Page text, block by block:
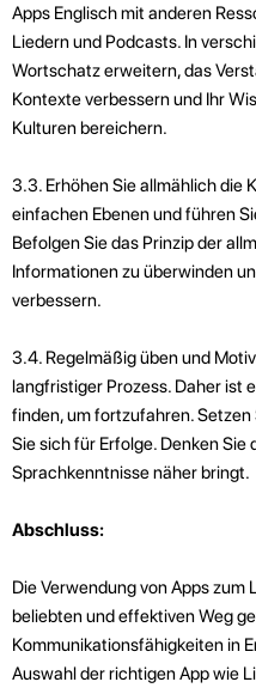
Apps Englisch mit anderen
Liedern und Podcasts. In
Wortschatz erweitern, das
Kontexte verbessern und Ihr
Kulturen bereichern.
3.3. Erhöhen Sie allmählich die
einfachen Ebenen und führen
Befolgen Sie das Prinzip der
Informationen zu überwinden
verbessern.
3.4. Regelmäßig üben und
langfristiger Prozess. Daher ist
finden, um fortzufahren.
Sie sich für Erfolge. Denken
Sprachkenntnisse näher bringt.
Abschluss:
Die Verwendung von Apps zum
beliebten und effektiven Weg
Kommunikationsfähigkeiten in
Auswahl der richtigen App wie